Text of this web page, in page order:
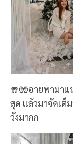
🧣🧤อายพามา
สุด แล้วมาจัดเต็
วังมากก